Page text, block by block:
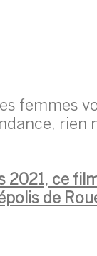
femmes
rien
2021, ce
de